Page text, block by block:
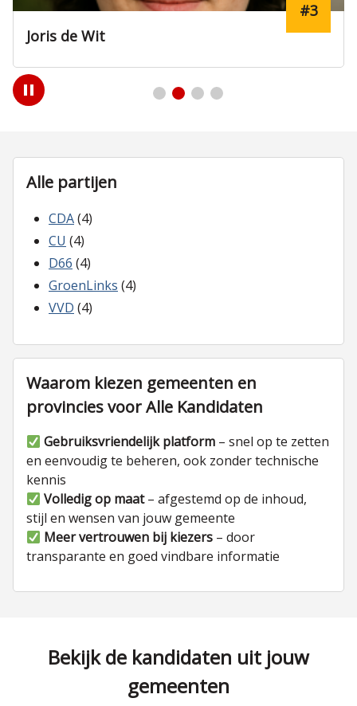
Marjolein van den Berg
#20
Play
/
Alle partijen
CDA(4)
CU (4)
D66 (4)
GroenLinks (4)
VVD (4)
Waarom kiezen gemeenten en
provincies voor Alle Kandidaten
Gebruiksvriendelijk platform – snel op te zetten
en eenvoudig te beheren, ook zonder technische
kennis
Volledig op maat– afgestemd op de inhoud,
stijl en wensen van jouw gemeente
Meer vertrouwen bij kiezers – door
transparante en goed vindbare informatie
Bekijk de kandidaten uit jouw
gemeenten